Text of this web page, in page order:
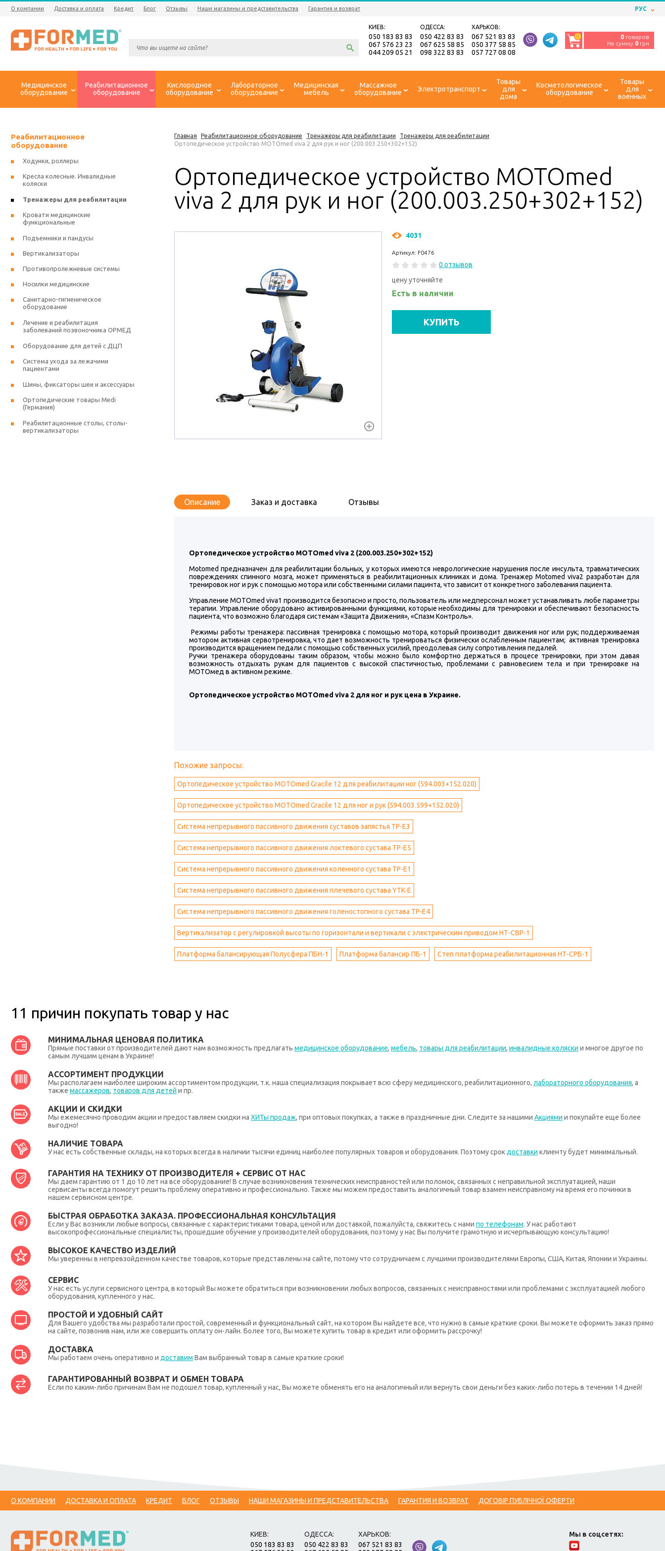
О компании Доставка и оплата Кредит Блог Отзывы Наши магазины и представительства Гарантия и возврат РУС
КИЕВ:
050 183 83 83
067 576 23 23
044 209 05 21
ОДЕССА:
050 422 83 83
067 625 58 85
098 322 83 83
ХАРЬКОВ:
067 521 83 83
050 377 58 85
057 727 08 08
0 0 товаров
На сумму 0 грн
Медицинское
оборудование
Реабилитационное
оборудование
Кислородное
оборудование
Лабораторное
оборудование
Медицинская
мебель
Массажное
оборудование
Электротранспорт
Товары
для
дома
Косметологическое
оборудование
Товары
для
военных
Главная Реабилитационное оборудование Тренажеры для реабилитации
Тренажеры для реабилитации
Ортопедическое устройство MOTOmed viva 2 для рук и ног (200.003.250+302+152)
Ортопедическое устройство MOTOmed
viva 2 для рук и ног (200.003.250+302+152)
4031
Артикул: F0476
0 отзывов
цену уточняйте
Есть в наличии
КУПИТЬ
Описание Заказ и доставка Отзывы
Ортопедическое устройство MOTOmed viva 2 (200.003.250+302+152)
Моtomed предназначен для реабилитации больных, у которых имеются неврологические нарушения после инсульта, травматических
повреждениях спинного мозга, может применяться в реабилитационных клиниках и дома. Тренажер Моtomed viva2 разработан для
тренировок ног и рук с помощью мотора или собственными силами пацинта, что зависит от конкретного заболевания пациента.
Управление MOTOmed viva1 производится безопасно и просто, пользователь или медперсонал может устанавливать любе параметры
терапии. Управление оборудовано активированными функциями, которые необходимы для тренировки и обеспечивают безопасность
пациента, что возможно благодаря системам «Защита Движения», «Спазм Контроль».
Режимы работы тренажера: пассивная тренировка с помощью мотора, который производит движения ног или рук; поддерживаемая
мотором активная сервотренировка, что дает возможность тренироваться физически ослабленным пациентам; активная тренировка
производится вращением педали с помощью собственных усилий, преодолевая силу сопротивления педалей.
Ручки тренажера оборудованы таким образом, чтобы можно было комфортно держаться в процесе тренировки, при этом давая
возможность отдыхать рукам для пациентов с высокой спастичностью, проблемами с равновесием тела и при тренировке на
МОТОмед в активном режиме.
Ортопедическое устройство MOTOmed viva 2 для ног и рук цена в Украине.
Похожие запросы:
Ортопедическое устройство MOTOmed Gracile 12 для реабилитации ног (594.003+152.020)
Ортопедическое устройство MOTOmed Gracile 12 для ног и рук (594.003.599+152.020)
Система непрерывного пассивного движения суставов запястья ТР-Е3
Система непрерывного пассивного движения локтевого сустава ТР-Е5
Система непрерывного пассивного движения коленного сустава ТР-Е1
Система непрерывного пассивного движения плечевого сустава YTK-E
Система непрерывного пассивного движения голеностопного сустава ТР-Е4
Вертикализатор с регулировкой высоты по горизонтали и вертикали с электрическим приводом НТ-СВР-1
Платформа балансирующая Полусфера ПБН-1 Платформа балансир ПБ-1 Степ платформа реабилитационная НТ-СРБ-1
Реабилитационное
оборудование
Ходунки, роллеры
Кресла колесные. Инвалидные
коляски
Тренажеры для реабилитации
Кровати медицинские
функциональные
Подъемники и пандусы
Вертикализаторы
Противопролежневые системы
Носилки медицинские
Санитарно-гигиеническое
оборудование
Лечение и реабилитация
заболеваний позвоночника ОРМЕД
Оборудование для детей с ДЦП
Система ухода за лежачими
пациентами
Шины, фиксаторы шеи и аксессуары
Ортопедические товары Medi
(Германия)
Реабилитационные столы, столы-
вертикализаторы
11 причин покупать товар у нас
МИНИМАЛЬНАЯ ЦЕНОВАЯ ПОЛИТИКА
Прямые поставки от производителей дают нам возможность предлагать медицинское оборудование, мебель, товары для реабилитации, инвалидные коляски и многое другое по
самым лучшим ценам в Украине!
АССОРТИМЕНТ ПРОДУКЦИИ
Мы располагаем наиболее широким ассортиментом продукции, т.к. наша специализация покрывает всю сферу медицинского, реабилитационного, лабораторного оборудования, а
также массажеров, товаров для детей и пр.
АКЦИИ И СКИДКИ
Мы ежемесячно проводим акции и предоставляем скидки на ХИТы продаж, при оптовых покупках, а также в праздничные дни. Следите за нашими Акциями и покупайте еще более
выгодно!
НАЛИЧИЕ ТОВАРА
У нас есть собственные склады, на которых всегда в наличии тысячи единиц наиболее популярных товаров и оборудования. Поэтому срок доставки клиенту будет минимальный.
ГАРАНТИЯ НА ТЕХНИКУ ОТ ПРОИЗВОДИТЕЛЯ + СЕРВИС ОТ НАС
Мы даем гарантию от 1 до 10 лет на все оборудование! В случае возникновения технических неисправностей или поломок, связанных с неправильной эксплуатацией, наши
сервисанты всегда помогут решить проблему оперативно и профессионально. Также мы можем предоставить аналогичный товар взамен неисправному на время его починки в
нашем сервисном центре.
БЫСТРАЯ ОБРАБОТКА ЗАКАЗА. ПРОФЕССИОНАЛЬНАЯ КОНСУЛЬТАЦИЯ
Если у Вас возникли любые вопросы, связанные с характеристиками товара, ценой или доставкой, пожалуйста, свяжитесь с нами по телефонам. У нас работают
высокопрофессиональные специалисты, прошедшие обучение у производителей оборудования, поэтому у нас Вы получите грамотную и исчерпывающую консультацию!
ВЫСОКОЕ КАЧЕСТВО ИЗДЕЛИЙ
Мы уверенны в непревзойденном качестве товаров, которые представлены на сайте, потому что сотрудничаем с лучшими производителями Европы, США, Китая, Японии и Украины.
СЕРВИС
У нас есть услуги сервисного центра, в который Вы можете обратиться при возникновении любых вопросов, связанных с неисправностями или проблемами с эксплуатацией любого
оборудования, купленного у нас.
ПРОСТОЙ И УДОБНЫЙ САЙТ
Для Вашего удобства мы разработали простой, современный и функциональный сайт, на котором Вы найдете все, что нужно в самые краткие сроки. Вы можете оформить заказ прямо
на сайте, позвонив нам, или же совершить оплату он-лайн. Более того, Вы можете купить товар в кредит или оформить рассрочку!
ДОСТАВКА
Мы работаем очень оперативно и доставим Вам выбранный товар в самые краткие сроки!
ГАРАНТИРОВАННЫЙ ВОЗВРАТ И ОБМЕН ТОВАРА
Если по каким-либо причинам Вам не подошел товар, купленный у нас, Вы можете обменять его на аналогичный или вернуть свои деньги без каких-либо потерь в течении 14 дней!
О КОМПАНИИ ДОСТАВКА И ОПЛАТА КРЕДИТ БЛОГ ОТЗЫВЫ НАШИ МАГАЗИНЫ И ПРЕДСТАВИТЕЛЬСТВА ГАРАНТИЯ И ВОЗВРАТ ДОГОВІР ПУБЛІЧНОЇ ОФЕРТИ
КИЕВ:
050 183 83 83
ОДЕССА:
050 422 83 83
ХАРЬКОВ:
067 521 83 83
Мы в соцсетях: